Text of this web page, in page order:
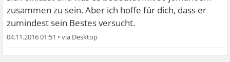
zusammen zu sein. Aber ich hoffe für dich, dass er
zumindest sein Bestes versucht.
04.11.2016 01:51 •